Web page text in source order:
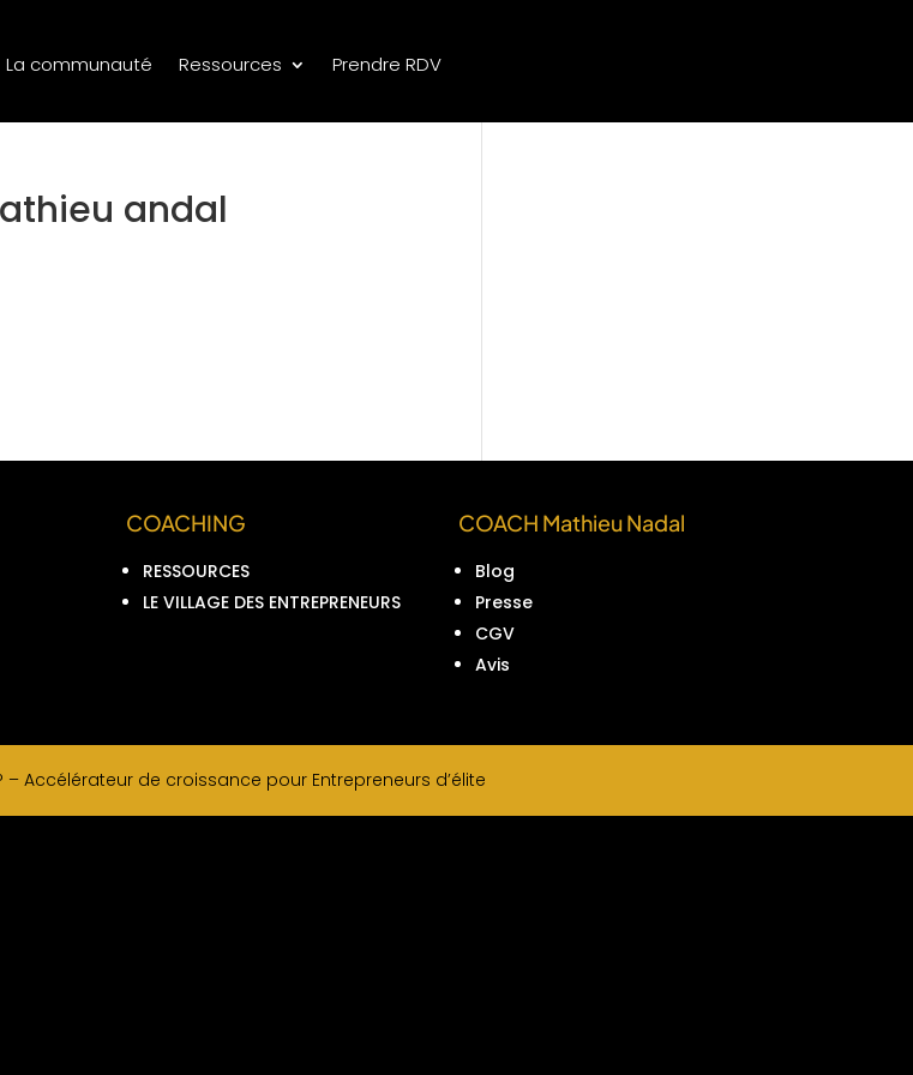
La communauté Ressources Prendre RDV
andal
COACHING
RESSOURCES
LE VILLAGE DES ENTREPRENEURS
COACH Mathieu Nadal
Blog
Presse
CGV
Avis
– Accélérateur de croissance pour Entrepreneurs d’élite